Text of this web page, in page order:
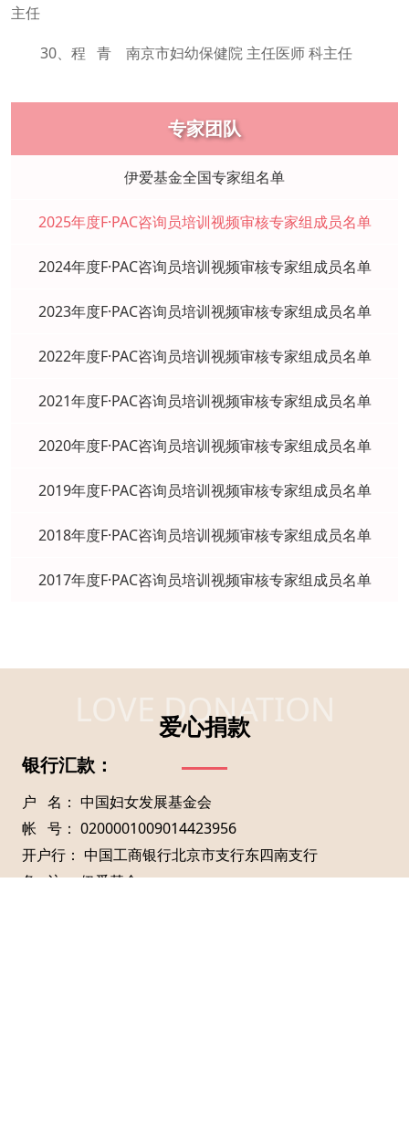
专家团队
伊爱基金全国专家组名单
2025年度F·PAC咨询员培训视频审核专家组成员名单
2024年度F·PAC咨询员培训视频审核专家组成员名单
2023年度F·PAC咨询员培训视频审核专家组成员名单
2022年度F·PAC咨询员培训视频审核专家组成员名单
2021年度F·PAC咨询员培训视频审核专家组成员名单
2020年度F·PAC咨询员培训视频审核专家组成员名单
2019年度F·PAC咨询员培训视频审核专家组成员名单
2018年度F·PAC咨询员培训视频审核专家组成员名单
2017年度F·PAC咨询员培训视频审核专家组成员名单
主任
30、程 青 南京市妇幼保健院 主任医师 科主任
LOVE DONATION
爱心捐款
银行汇款：
户 名： 中国妇女发展基金会
帐 号： 0200001009014423956
开户行： 中国工商银行北京市支行东四南支行
备 注： 伊爱基金